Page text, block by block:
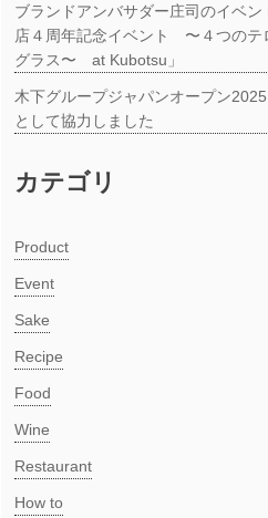
ブランドアンバサダー庄司のイベ
店４周年記念イベント 〜４つのテ
グラス〜 at Kubotsu」
木下グループジャパンオープン
として協力しました
カテゴリ
Product
Event
Sake
Recipe
Food
Wine
Restaurant
How to